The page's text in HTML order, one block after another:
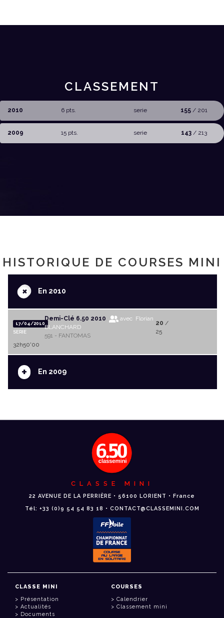
CLASSEMENT
2010 6 pts. serie 155/ 201
2009 15 pts. serie 143/ 213
HISTORIQUE DE COURSES MINI
+En 2010
17/04/2010
SERIE
Demi-Clé 6.50 2010
avec Florian
BLANCHARD
591 - FANTOMAS
20 /
25
32h50'00
+ En 2009
CLASSE MINI
22 AVENUE DE LA PERRIÈRE • 56100 LORIENT • France
Tél: +33 (0)9 54 54 83 18 • CONTACT@CLASSEMINI.COM
CLASSE MINI
Présentation
Actualités
Documents
COURSES
Calendrier
Classement mini